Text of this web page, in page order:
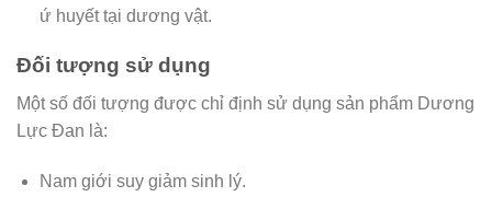
ứ huyết tại dương vật.
Đối tượng sử dụng
Một số đối tượng được chỉ định sử dụng sản phẩm Dương
Lực Đan là:
Nam giới suy giảm sinh lý.